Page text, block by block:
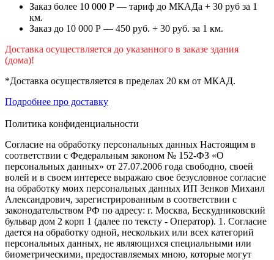
Заказ более 10 000 Р — тариф до МКАДа + 30 руб за 1
км.
Заказ до 10 000 Р — 450 руб. + 30 руб. за 1 км.
Доставка осуществляется до указанного в заказе здания
(дома)!
*Доставка осуществляется в пределах 20 км от МКАД.
Подробнее про доставку
Политика конфиденциальности
Согласие на обработку персональных данных Настоящим в
соответствии с Федеральным законом № 152-ФЗ «О
персональных данных» от 27.07.2006 года свободно, своей
волей и в своем интересе выражаю свое безусловное согласие
на обработку моих персональных данных ИП Зенков Михаил
Александрович, зарегистрированным в соответствии с
законодательством РФ по адресу: г. Москва, Бескудниковский
бульвар дом 2 корп 1 (далее по тексту - Оператор). 1. Согласие
дается на обработку одной, нескольких или всех категорий
персональных данных, не являющихся специальными или
биометрическими, предоставляемых мною, которые могут